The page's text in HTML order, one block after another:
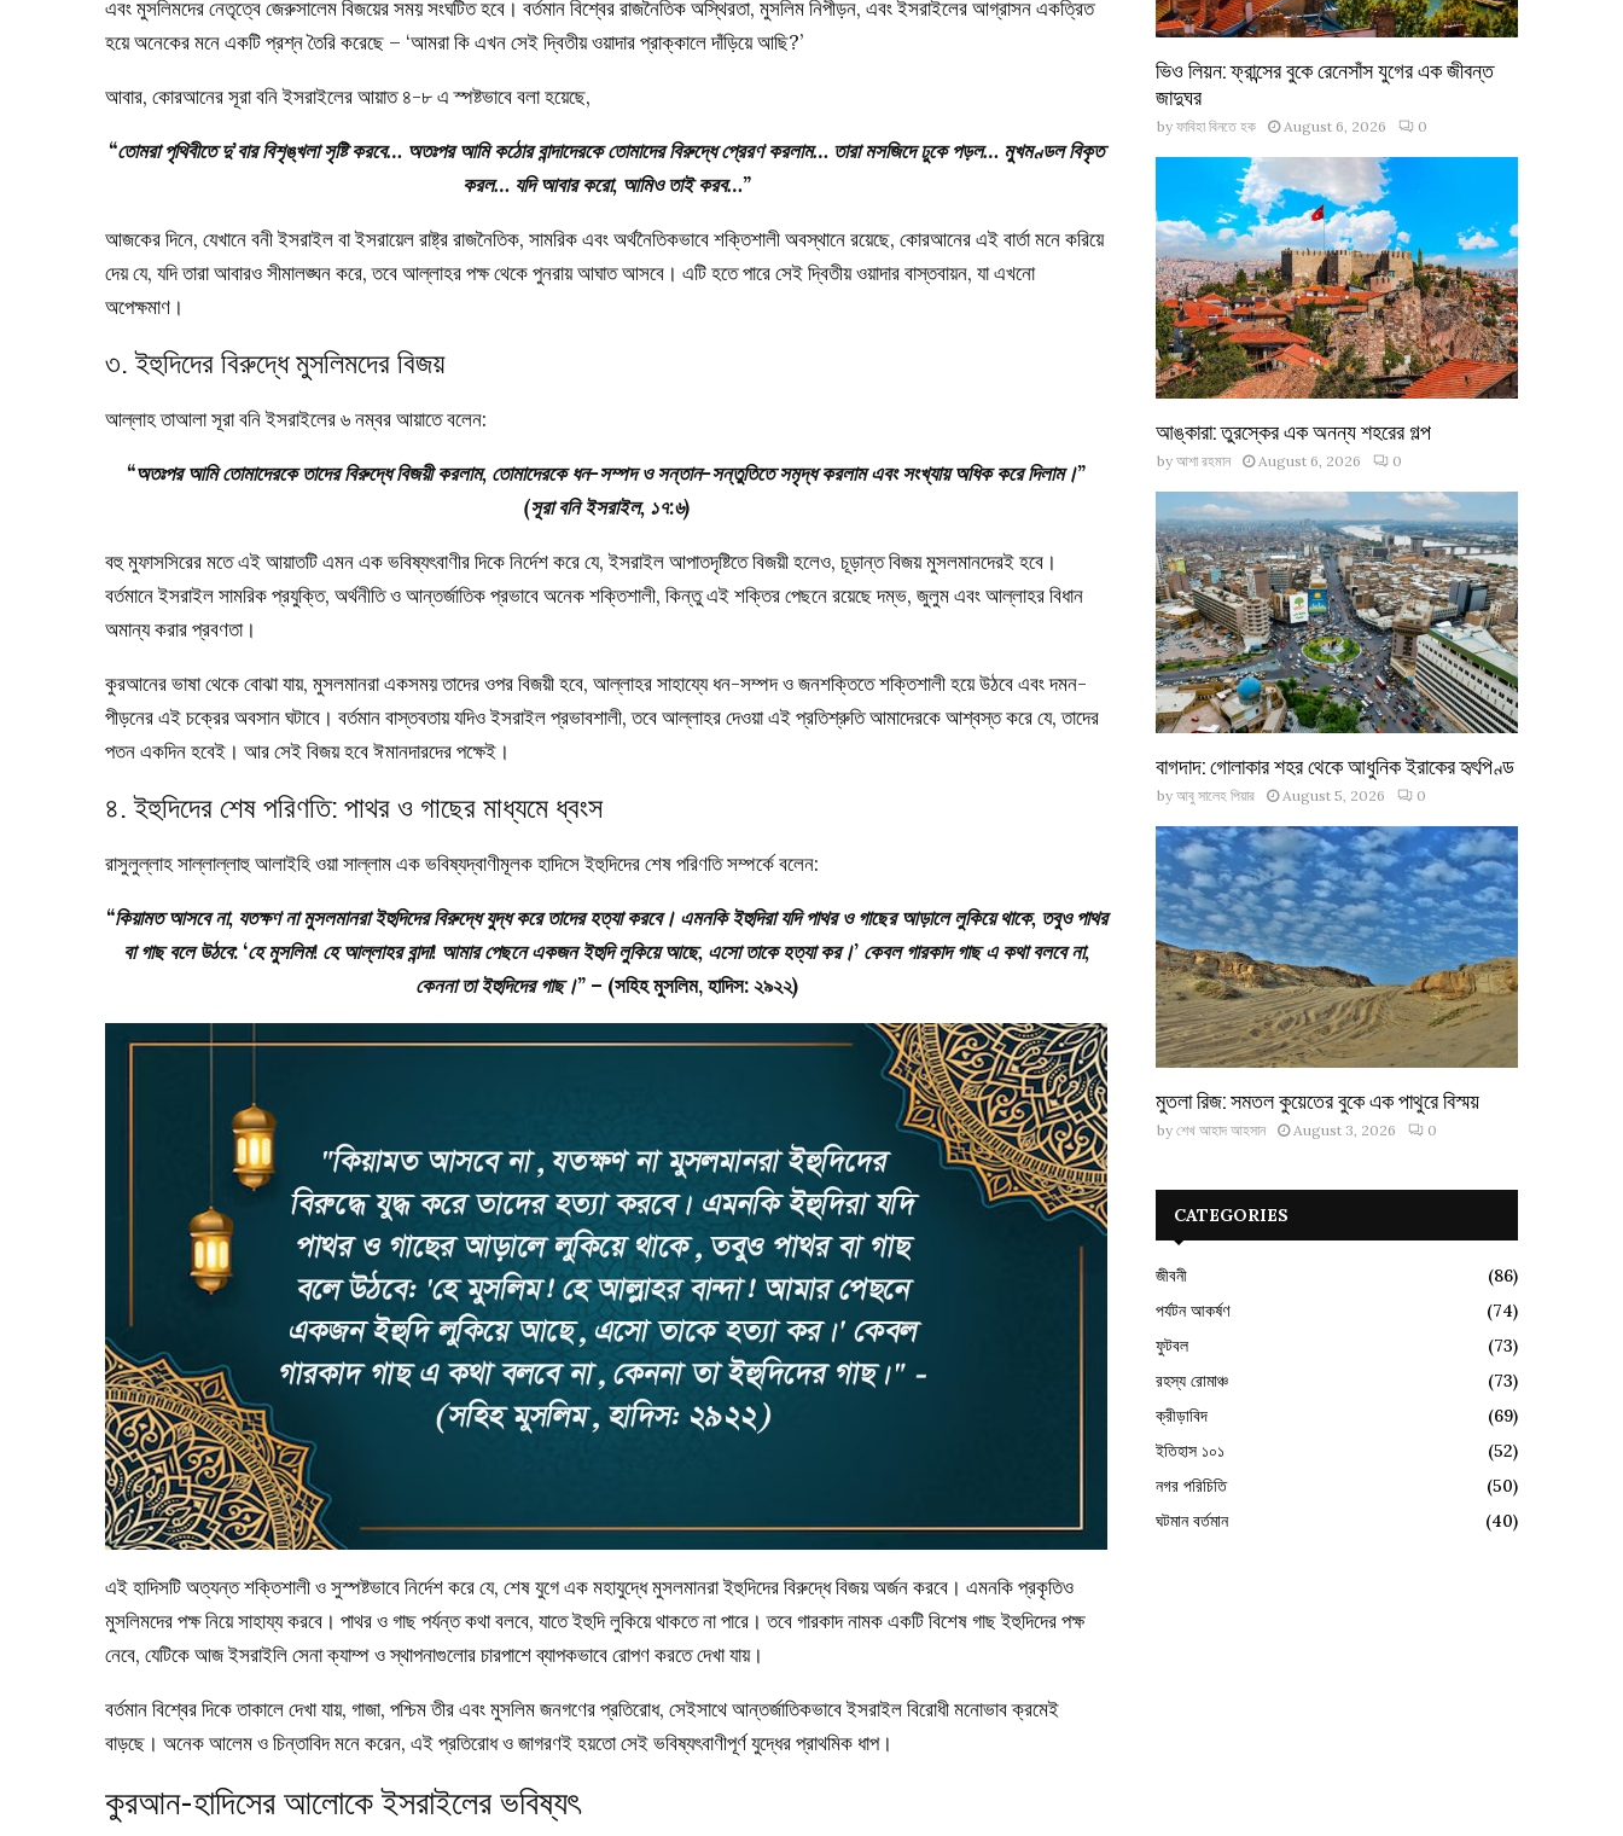
এবং মুসলিমদের নেতৃত্বে জেরুসালেম বিজয়ের সময় সংঘটিত হবে। বর্তমান বিশ্বের রাজনৈতিক অস্থিরতা, মুসলিম নিপীড়ন, এবং ইসরাইলের আগ্রাসন একত্রিত
হয়ে অনেকের মনে একটি প্রশ্ন তৈরি করেছে – ‘আমরা কি এখন সেই দ্বিতীয় ওয়াদার প্রাক্কালে দাঁড়িয়ে আছি?’
আবার, কোরআনের সূরা বনি ইসরাইলের আয়াত ৪-৮ এ স্পষ্টভাবে বলা হয়েছে,
“তোমরা পৃথিবীতে দু’বার বিশৃঙ্খলা সৃষ্টি করবে… অতঃপর আমি কঠোর বান্দাদেরকে তোমাদের বিরুদ্ধে প্রেরণ করলাম… তারা মসজিদে ঢুকে পড়ল… মুখমণ্ডল বিকৃত
করল… যদি আবার করো, আমিও তাই করব…”
আজকের দিনে, যেখানে বনী ইসরাইল বা ইসরায়েল রাষ্ট্র রাজনৈতিক, সামরিক এবং অর্থনৈতিকভাবে শক্তিশালী অবস্থানে রয়েছে, কোরআনের এই বার্তা মনে করিয়ে
দেয় যে, যদি তারা আবারও সীমালঙ্ঘন করে, তবে আল্লাহর পক্ষ থেকে পুনরায় আঘাত আসবে। এটি হতে পারে সেই দ্বিতীয় ওয়াদার বাস্তবায়ন, যা এখনো
অপেক্ষমাণ।
৩. ইহুদিদের বিরুদ্ধে মুসলিমদের বিজয়
আল্লাহ তাআলা সূরা বনি ইসরাইলের ৬ নম্বর আয়াতে বলেন:
“অতঃপর আমি তোমাদেরকে তাদের বিরুদ্ধে বিজয়ী করলাম, তোমাদেরকে ধন-সম্পদ ও সন্তান-সন্তুতিতে সমৃদ্ধ করলাম এবং সংখ্যায় অধিক করে দিলাম।”
(সূরা বনি ইসরাইল, ১৭:৬)
বহু মুফাসসিরের মতে এই আয়াতটি এমন এক ভবিষ্যৎবাণীর দিকে নির্দেশ করে যে, ইসরাইল আপাতদৃষ্টিতে বিজয়ী হলেও, চূড়ান্ত বিজয় মুসলমানদেরই হবে।
বর্তমানে ইসরাইল সামরিক প্রযুক্তি, অর্থনীতি ও আন্তর্জাতিক প্রভাবে অনেক শক্তিশালী, কিন্তু এই শক্তির পেছনে রয়েছে দম্ভ, জুলুম এবং আল্লাহর বিধান
অমান্য করার প্রবণতা।
কুরআনের ভাষা থেকে বোঝা যায়, মুসলমানরা একসময় তাদের ওপর বিজয়ী হবে, আল্লাহর সাহায্যে ধন-সম্পদ ও জনশক্তিতে শক্তিশালী হয়ে উঠবে এবং দমন-
পীড়নের এই চক্রের অবসান ঘটাবে। বর্তমান বাস্তবতায় যদিও ইসরাইল প্রভাবশালী, তবে আল্লাহর দেওয়া এই প্রতিশ্রুতি আমাদেরকে আশ্বস্ত করে যে, তাদের
পতন একদিন হবেই। আর সেই বিজয় হবে ঈমানদারদের পক্ষেই।
৪. ইহুদিদের শেষ পরিণতি: পাথর ও গাছের মাধ্যমে ধ্বংস
রাসুলুল্লাহ সাল্লাল্লাহু আলাইহি ওয়া সাল্লাম এক ভবিষ্যদ্বাণীমূলক হাদিসে ইহুদিদের শেষ পরিণতি সম্পর্কে বলেন:
“কিয়ামত আসবে না, যতক্ষণ না মুসলমানরা ইহুদিদের বিরুদ্ধে যুদ্ধ করে তাদের হত্যা করবে। এমনকি ইহুদিরা যদি পাথর ও গাছের আড়ালে লুকিয়ে থাকে, তবুও পাথর
বা গাছ বলে উঠবে: ‘হে মুসলিম! হে আল্লাহর বান্দা! আমার পেছনে একজন ইহুদি লুকিয়ে আছে, এসো তাকে হত্যা কর।’ কেবল গারকাদ গাছ এ কথা বলবে না,
কেননা তা ইহুদিদের গাছ।” – (সহিহ মুসলিম, হাদিস: ২৯২২)
এই হাদিসটি অত্যন্ত শক্তিশালী ও সুস্পষ্টভাবে নির্দেশ করে যে, শেষ যুগে এক মহাযুদ্ধে মুসলমানরা ইহুদিদের বিরুদ্ধে বিজয় অর্জন করবে। এমনকি প্রকৃতিও
মুসলিমদের পক্ষ নিয়ে সাহায্য করবে। পাথর ও গাছ পর্যন্ত কথা বলবে, যাতে ইহুদি লুকিয়ে থাকতে না পারে। তবে গারকাদ নামক একটি বিশেষ গাছ ইহুদিদের পক্ষ
নেবে, যেটিকে আজ ইসরাইলি সেনা ক্যাম্প ও স্থাপনাগুলোর চারপাশে ব্যাপকভাবে রোপণ করতে দেখা যায়।
বর্তমান বিশ্বের দিকে তাকালে দেখা যায়, গাজা, পশ্চিম তীর এবং মুসলিম জনগণের প্রতিরোধ, সেইসাথে আন্তর্জাতিকভাবে ইসরাইল বিরোধী মনোভাব ক্রমেই
বাড়ছে। অনেক আলেম ও চিন্তাবিদ মনে করেন, এই প্রতিরোধ ও জাগরণই হয়তো সেই ভবিষ্যৎবাণীপূর্ণ যুদ্ধের প্রাথমিক ধাপ।
কুরআন-হাদিসের আলোকে ইসরাইলের ভবিষ্যৎ
ভিও লিয়ন: ফ্রান্সের বুকে রেনেসাঁস যুগের এক জীবন্ত
জাদুঘর
by ফাবিহা বিনতে হক August 6, 2026 0
আঙ্কারা: তুরস্কের এক অনন্য শহরের গল্প
by আশা রহমান August 6, 2026 0
বাগদাদ: গোলাকার শহর থেকে আধুনিক ইরাকের হৃৎপিণ্ড
by আবু সালেহ পিয়ার August 5, 2026 0
মুতলা রিজ: সমতল কুয়েতের বুকে এক পাথুরে বিস্ময়
by শেখ আহাদ আহসান August 3, 2026 0
CATEGORIES
জীবনী
(86)
পর্যটন আকর্ষণ
(74)
ফুটবল
(73)
রহস্য রোমাঞ্চ
(73)
ক্রীড়াবিদ
(69)
ইতিহাস ১০১
(52)
নগর পরিচিতি
(50)
ঘটমান বর্তমান
(40)